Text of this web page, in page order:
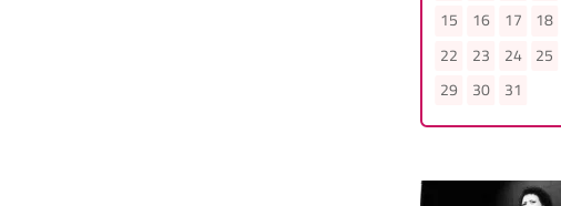
15 16 17 18
22 23 24 25
29 30 31